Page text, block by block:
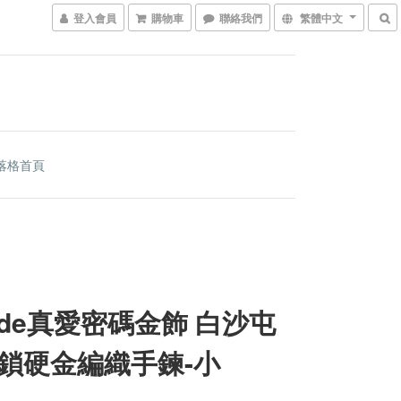
登入會員 購物車 聯絡我們 繁體中文
格首頁
真愛密碼金飾 白沙屯
硬金編織手鍊-小